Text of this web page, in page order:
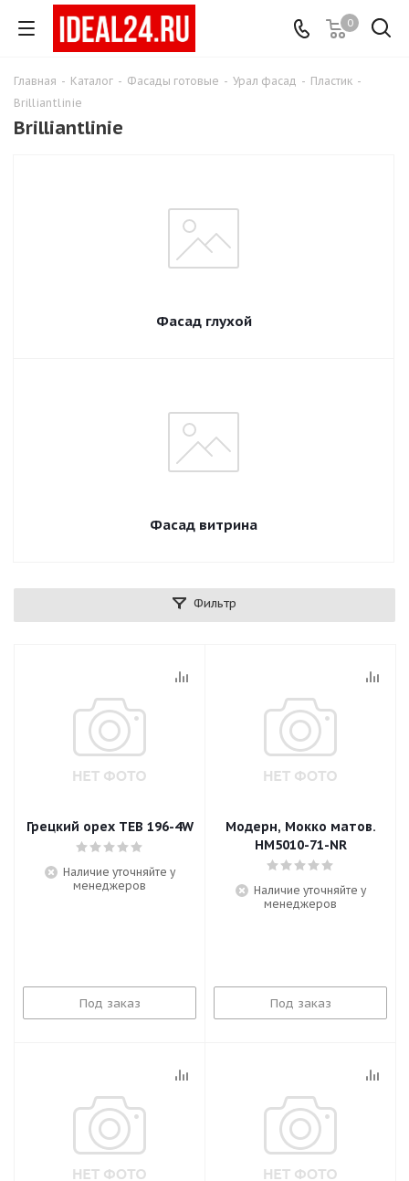
0
Главная - Каталог - Фасады готовые - Урал фасад - Пластик -
Brilliantlinie
Brilliantlinie
Фасад глухой
Фасад витрина
Фильтр
Грецкий орех TEB 196-4W
Наличие уточняйте у
менеджеров
Под заказ
Модерн, Мокко матов.
HM5010-71-NR
Наличие уточняйте у
менеджеров
Под заказ